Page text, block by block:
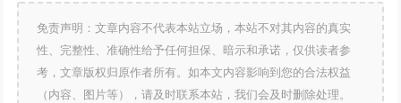
免责声明：文章内容不代表本站立场，本站不对其内容的真实
性、完整性、准确性给予任何担保、暗示和承诺，仅供读者参
考，文章版权归原作者所有。如本文内容影响到您的合法权益
（内容、图片等），请及时联系本站，我们会及时删除处理。